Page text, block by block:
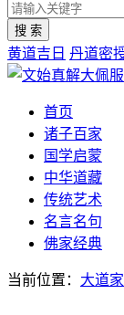
黄道吉日 丹道密
首页
诸子百家
国学启蒙
中华道藏
传统艺术
名言名句
佛家经典
当前位置： 大道